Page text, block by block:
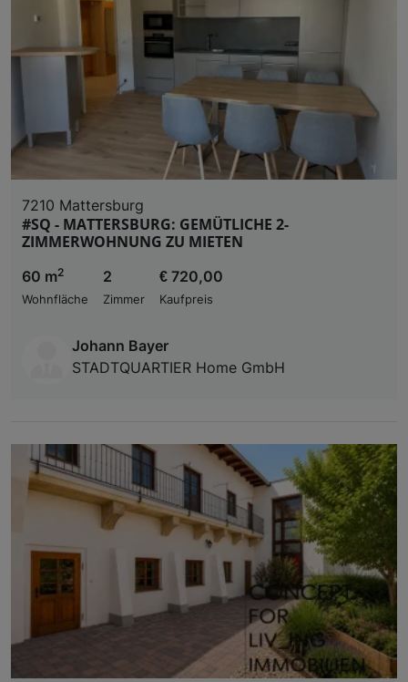
7210 Mattersburg
#SQ - MATTERSBURG: GEMÜTLICHE 2-
ZIMMERWOHNUNG ZU MIETEN
60 m2
Wohnfläche
2
Zimmer
€ 720,00
Kaufpreis
Johann Bayer
STADTQUARTIER Home GmbH